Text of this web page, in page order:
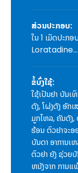
ສ່ວນປະກອບ:
ໃນ 1 ເມັດປະກ
ຂໍ້ບົ່ງໃຊ້:
ໃຊ້ເປັນຢາ ບັນເ
ດັງ, ໂຜ່ງດັງ ອັກ
ມູກໄຫລ, ຄັນດັງ
ຮ້ອນ ຕົວຢາຈະ
ບັນດາ ອາການ
ຕົວຢາ ຍັງ ຊ່ວຍ
ຫນັງຈາກ ການແ